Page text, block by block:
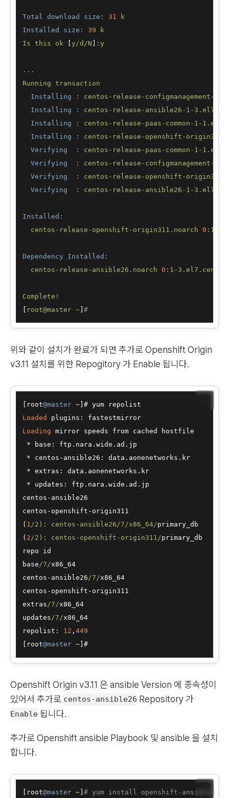
Total download size: 31
k
Installed size:
39
k
Is this ok [y/d/N ] :y
...
Running transaction
Installing :
centos-release-configmanagement-1-
Installing :
centos-release-ansible26-1-
Installing :
centos-release-paas-common-1-
Installing :
centos-release-openshift-
Verifying  :
centos-release-paas-common-1-
Verifying  :
centos-release-configmanagement-1-
Verifying  :
centos-release-openshift-
Verifying  :
centos-release-ansible26-1-
Installed:
centos-release-openshift-origin311.noarch 0 :1-
Dependency Installed:
centos-release-ansible26.noarch 0 :1-3.el7.centos
Complete!
[ root@master ~] #
위와 같이 설치가 완료가 되면 추가로 Openshift Origin
v3.11 설치를 위한 Repogitory 가 Enable 됩니다.
[root@master ~
Loaded
plugins: fastestmirror
Loading mirror speeds from cached hostfile
* base: ftp.nara.wide.ad.jp
* centos - ansible26: data.aonenetworks.kr
* extras: data.aonenetworks.kr
* updates: ftp.nara.wide.ad.jp
centos -
centos - openshift -
( 1 /2): centos-ansible26/7 /x86_64/
( 2 /2): centos-openshift-origin311/
repo id
base /7/
centos - ansible26 /7/
centos - openshift -
extras /7/
updates /7/
repolist: 12 , 449
[root@master ~ ]#
Openshift Origin v3.11 은 ansible Version 에 종속성이
있어서 추가로 centos-ansible26 Repository 가
Enable 됩니다.
추가로 Openshift ansible Playbook 및 ansible 을 설치
합니다.
root@master ~] # yum install openshift-ansible